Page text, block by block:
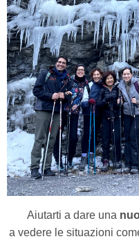
Aiutarti a dare una
a vedere le situazioni